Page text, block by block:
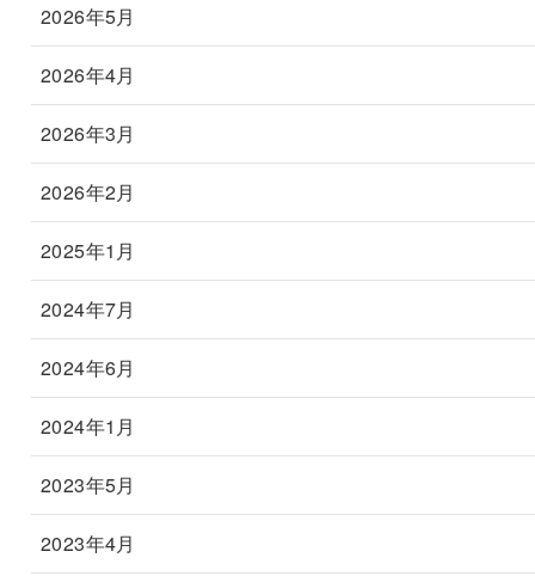
2026年5月
2026年4月
2026年3月
2026年2月
2025年1月
2024年7月
2024年6月
2024年1月
2023年5月
2023年4月